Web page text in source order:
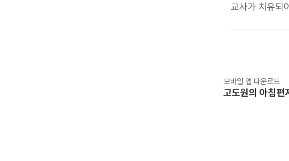
교사가 치유되
시간입니다.
자신을 위한
모바일 앱 다운로드
고도원의 아침편